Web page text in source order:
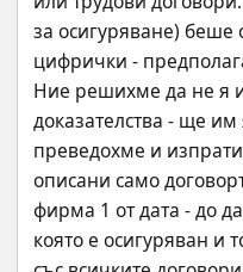
за осигуряване) беше
цифрички -
Ние решихме да не я
доказателства - ще
преведохме и
описани само
фирма 1 от дата - до
която е осигуряван и